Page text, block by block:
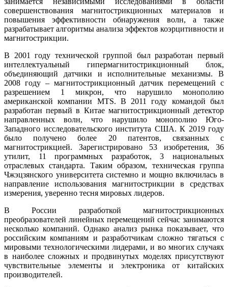
совершенствования магнитострикционных материалов и
повышения эффективности обнаружения волн, а также
разрабатывает алгоритмы анализа эффектов коэрцитивности и
магнитострикции.
В 2001 году технической группой был разработан первый
интеллектуальный гипермагнитострикционный блок,
объединяющий датчики и исполнительные механизмы. В
2008 го­ду – магнитострикционный датчик перемещений с
разрешением 1 микрон, что нарушило монополию
американской компании MTS. В 2011 го­ду командой был
разработан первый в Китае магнитострикционный детектор
направленных волн, что нарушило монополию Юго-
Западного исследовательского института США. К 2019 го­ду
бы­ло получено более 20 патентов, связанных с
магнитострикцией. Зарегистрировано 53 изобретения, 36
утилит, 11 программных разработок, 3 национальных
отраслевых стандарта. Таким образом, техническая группа
Чжэцзянского университета системно и мощно включилась в
направление использования магнитострикции в средствах
измерения, уверенно тесня мировых лидеров.
В России разработкой магнитострикционных
преобразователей линейных перемещений сейчас занимаются
несколько компаний. Однако анализ рынка показывает, что
российским компаниям и разработчикам сложно тягаться с
мировыми технологическими лидерами, и во многих случаях
в наиболее сложных и продвинутых моделях присутствуют
чувствительные элементы и электроника от китайских
производителей.